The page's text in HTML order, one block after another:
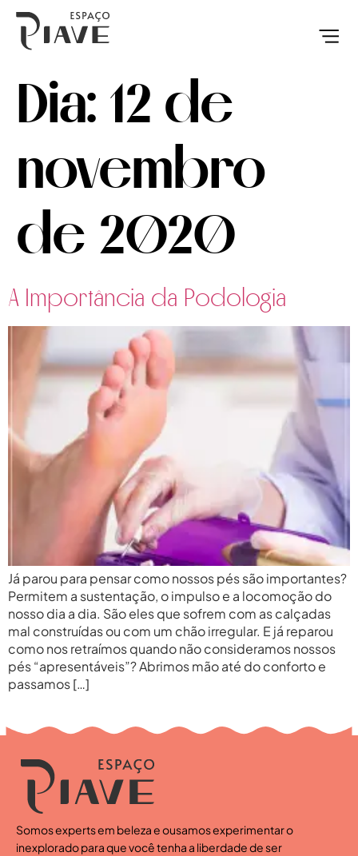
Dia: 12 de
novembro
de 2020
A Importância da Podologia
Já parou para pensar como nossos pés são importantes?
Permitem a sustentação, o impulso e a locomoção do
nosso dia a dia. São eles que sofrem com as calçadas
mal construídas ou com um chão irregular. E já reparou
como nos retraímos quando não consideramos nossos
pés “apresentáveis”? Abrimos mão até do conforto e
passamos […]
Somos experts em beleza e ousamos experimentar o
inexplorado para que você tenha a liberdade de ser